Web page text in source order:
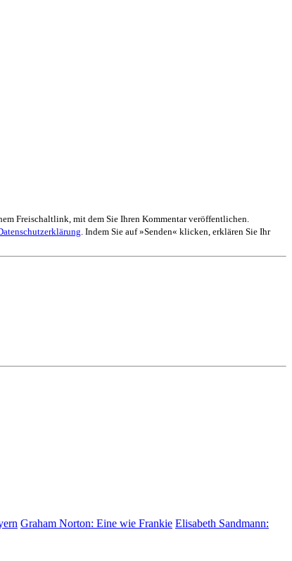
Freischaltlink, mit dem Sie Ihren Kommentar veröffentlichen.
. Indem Sie auf »Senden« klicken, erklären Sie Ihr
Graham Norton: Eine wie Frankie Elisabeth Sandmann: